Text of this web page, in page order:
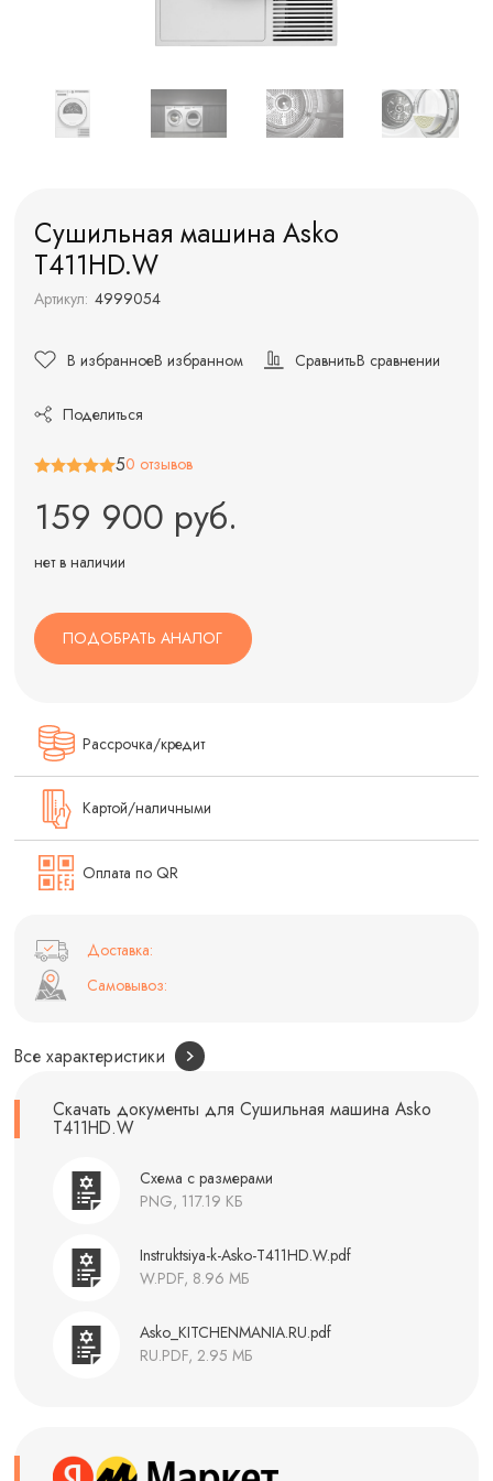
Сушильная машина Asko
T411HD.W
Артикул: 4999054
В избранноеВ избранном СравнитьВ сравнении
Поделиться
50 отзывов
159 900 руб.
нет в наличии
ПОДОБРАТЬ АНАЛОГ
Рассрочка/кредит
Картой/наличными
Оплата по QR
Доставка:
Самовывоз:
Все характеристики
Скачать документы для Сушильная машина Asko
T411HD.W
Схема с размерами
PNG, 117.19 КБ
Instruktsiya-k-Asko-T411HD.W.pdf
W.PDF, 8.96 МБ
Asko_KITCHENMANIA.RU.pdf
RU.PDF, 2.95 МБ